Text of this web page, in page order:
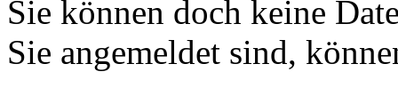
Sie können doch keine
Sie angemeldet sind,